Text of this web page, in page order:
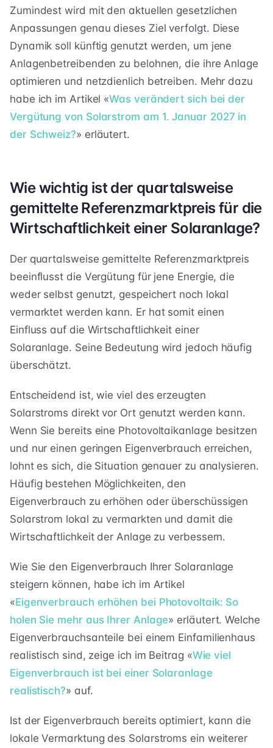
Zumindest wird mit den aktuellen gesetzlichen
Anpassungen genau dieses Ziel verfolgt. Diese
Dynamik soll künftig genutzt werden, um jene
Anlagenbetreibenden zu belohnen, die ihre Anlage
optimieren und netzdienlich betreiben. Mehr dazu
habe ich im Artikel «Was verändert sich bei der
Vergütung von Solarstrom am 1. Januar 2027 in
der Schweiz?» erläutert.
Wie wichtig ist der quartalsweise
gemittelte Referenzmarktpreis für die
Wirtschaftlichkeit einer Solaranlage?
Der quartalsweise gemittelte Referenzmarktpreis
beeinflusst die Vergütung für jene Energie, die
weder selbst genutzt, gespeichert noch lokal
vermarktet werden kann. Er hat somit einen
Einfluss auf die Wirtschaftlichkeit einer
Solaranlage. Seine Bedeutung wird jedoch häufig
überschätzt.
Entscheidend ist, wie viel des erzeugten
Solarstroms direkt vor Ort genutzt werden kann.
Wenn Sie bereits eine Photovoltaikanlage besitzen
und nur einen geringen Eigenverbrauch erreichen,
lohnt es sich, die Situation genauer zu analysieren.
Häufig bestehen Möglichkeiten, den
Eigenverbrauch zu erhöhen oder überschüssigen
Solarstrom lokal zu vermarkten und damit die
Wirtschaftlichkeit der Anlage zu verbessern.
Wie Sie den Eigenverbrauch Ihrer Solaranlage
steigern können, habe ich im Artikel
«Eigenverbrauch erhöhen bei Photovoltaik: So
holen Sie mehr aus Ihrer Anlage» erläutert. Welche
Eigenverbrauchsanteile bei einem Einfamilienhaus
realistisch sind, zeige ich im Beitrag «Wie viel
Eigenverbrauch ist bei einer Solaranlage
realistisch?» auf.
Ist der Eigenverbrauch bereits optimiert, kann die
lokale Vermarktung des Solarstroms ein weiterer